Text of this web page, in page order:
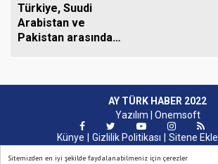
Sitemizden en iyi şekilde faydalanabilmeniz için çerezler
Türkiye, Suudi
Arabistan ve
Pakistan arasında
AY TÜRK HABER 2022
Yazılım | Onemsoft
Künye
Gizlilik Politikası Sitene Ekle